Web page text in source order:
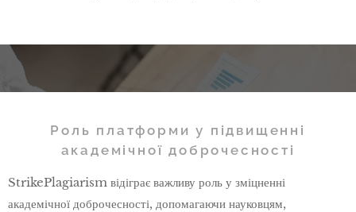
Роль платформи у підвищенні
академічної доброчесності
StrikePlagiarism відіграє важливу роль у зміцненні
академічної доброчесності, допомагаючи науковцям,